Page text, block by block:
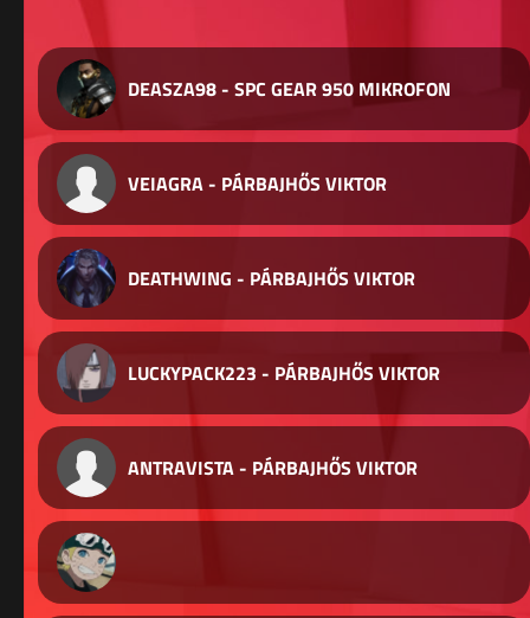
DEASZA98 - SPC GEAR 950 MIKROFON
VEIAGRA - PÁRBAJHŐS VIKTOR
DEATHWING - PÁRBAJHŐS VIKTOR
LUCKYPACK223 - PÁRBAJHŐS VIKTOR
ANTRAVISTA - PÁRBAJHŐS VIKTOR